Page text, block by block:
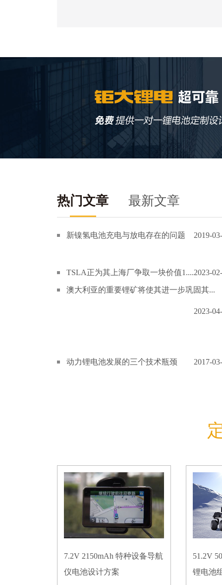
热门文章 最新文章
新镍氢电池充电与放电存在的问题 2019-
TSLA正为其上海厂争取一块价值1....2023-
澳大利亚的重要锂矿将使其进一步巩固其...
2023-
动力锂电池发展的三个技术瓶颈 2017-
7.2V 2150mAh 特种设备导航
仪电池设计方案
51.2V
锂电池